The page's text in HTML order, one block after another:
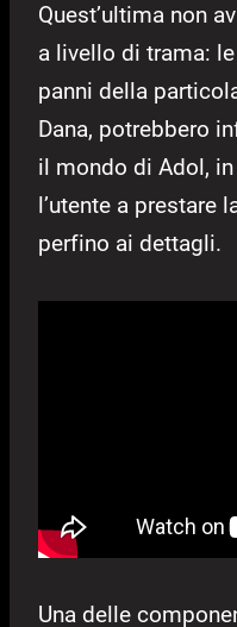
Quest’ultima non
a livello di trama:
panni della
Dana, potrebbero
il mondo di Adol,
l’utente a prestare
perfino ai dettagli.
Una delle